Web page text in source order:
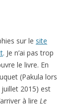
sur le site
. Je n’ai pas trop
le livre. En
(Pakula lors
2015) est
à lire Le